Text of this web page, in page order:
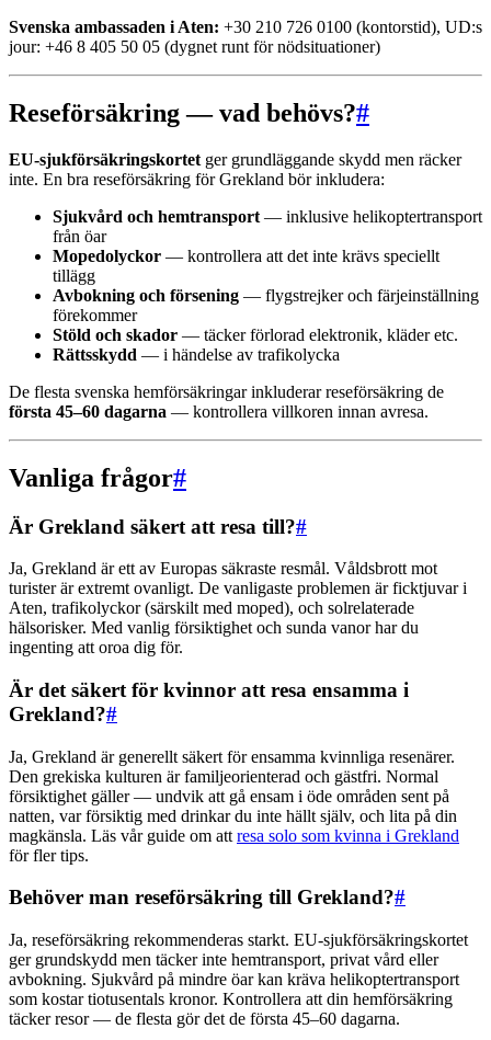
Svenska ambassaden i Aten: +30 210 726 0100 (kontorstid), UD:s
jour: +46 8 405 50 05 (dygnet runt för nödsituationer)
Reseförsäkring — vad behövs?#
EU-sjukförsäkringskortet ger grundläggande skydd men räcker
inte. En bra reseförsäkring för Grekland bör inkludera:
Sjukvård och hemtransport — inklusive helikoptertransport
från öar
Mopedolyckor — kontrollera att det inte krävs speciellt
tillägg
Avbokning och försening — flygstrejker och färjeinställning
förekommer
Stöld och skador — täcker förlorad elektronik, kläder etc.
Rättsskydd — i händelse av trafikolycka
De flesta svenska hemförsäkringar inkluderar reseförsäkring de
första 45–60 dagarna — kontrollera villkoren innan avresa.
Vanliga frågor#
Är Grekland säkert att resa till?#
Ja, Grekland är ett av Europas säkraste resmål. Våldsbrott mot
turister är extremt ovanligt. De vanligaste problemen är ficktjuvar i
Aten, trafikolyckor (särskilt med moped), och solrelaterade
hälsorisker. Med vanlig försiktighet och sunda vanor har du
ingenting att oroa dig för.
Är det säkert för kvinnor att resa ensamma i
Grekland?#
Ja, Grekland är generellt säkert för ensamma kvinnliga resenärer.
Den grekiska kulturen är familjeorienterad och gästfri. Normal
försiktighet gäller — undvik att gå ensam i öde områden sent på
natten, var försiktig med drinkar du inte hällt själv, och lita på din
magkänsla. Läs vår guide om att resa solo som kvinna i Grekland
för fler tips.
Behöver man reseförsäkring till Grekland?#
Ja, reseförsäkring rekommenderas starkt. EU-sjukförsäkringskortet
ger grundskydd men täcker inte hemtransport, privat vård eller
avbokning. Sjukvård på mindre öar kan kräva helikoptertransport
som kostar tiotusentals kronor. Kontrollera att din hemförsäkring
täcker resor — de flesta gör det de första 45–60 dagarna.